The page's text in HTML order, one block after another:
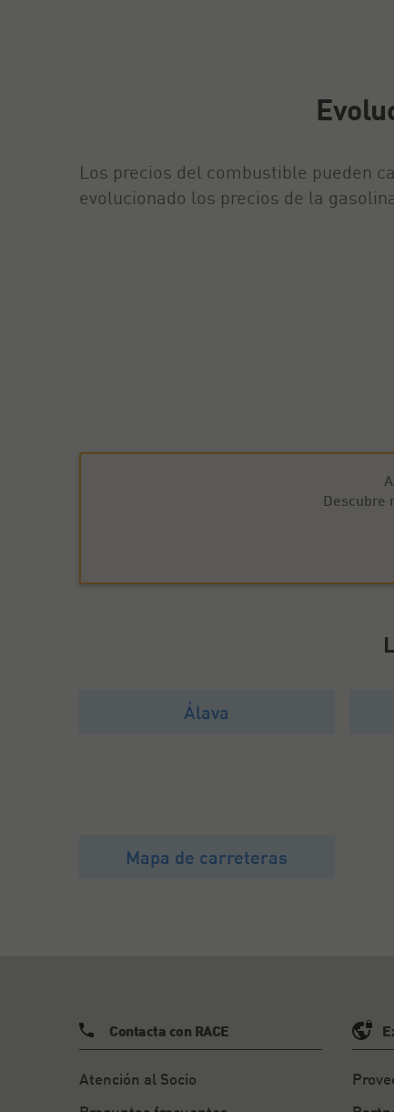
Los precios del combustible pueden
evolucionado los precios de la
Descubre
Álava
Mapa de carreteras
Contacta con RACE
Atención al Socio